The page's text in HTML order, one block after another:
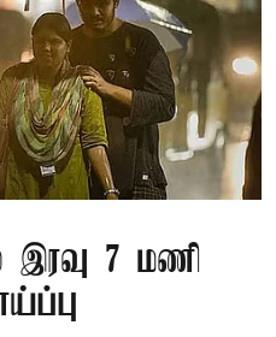
இரவு 7 மணி